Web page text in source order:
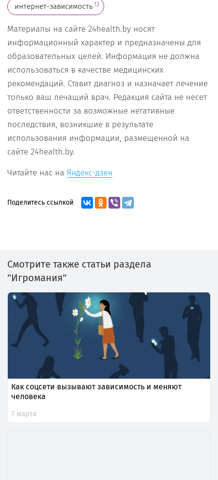
интернет-зависимость 13
Материалы на сайте 24health.by носят
информационный характер и предназначены для
образовательных целей. Информация не должна
использоваться в качестве медицинских
рекомендаций. Ставит диагноз и назначает лечение
только ваш лечащий врач. Редакция сайта не несет
ответственности за возможные негативные
последствия, возникшие в результате
использования информации, размещенной на
сайте 24health.by.
Читайте нас на Яндекс-дзен
Поделитесь ссылкой
Смотрите также статьи раздела
"Игромания"
Как соцсети вызывают зависимость и меняют
человека
7 марта